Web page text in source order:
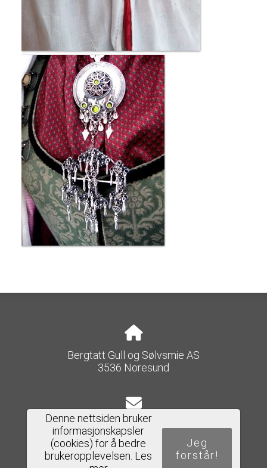
Bergtatt Gull og Sølvsmie AS
3536 Noresund
e-post@bergtatt-as.no
Denne nettsiden bruker
informasjonskapsler
(cookies) for å bedre
brukeropplevelsen. Les
Jeg
forstår!